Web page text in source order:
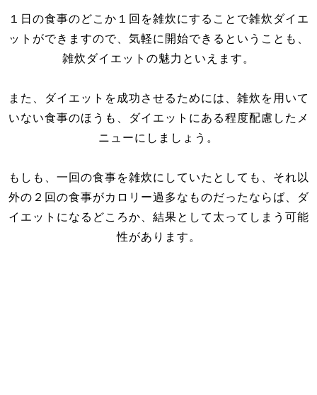
１日の食事のどこか１回を雑炊にすることで雑炊ダイエ
ットができますので、気軽に開始できるということも、
雑炊ダイエットの魅力といえます。
また、ダイエットを成功させるためには、雑炊を用いて
いない食事のほうも、ダイエットにある程度配慮したメ
ニューにしましょう。
もしも、一回の食事を雑炊にしていたとしても、それ以
外の２回の食事がカロリー過多なものだったならば、ダ
イエットになるどころか、結果として太ってしまう可能
性があります。